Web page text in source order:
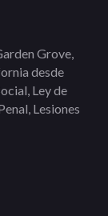
Grove,
desde
Ley de
Lesiones